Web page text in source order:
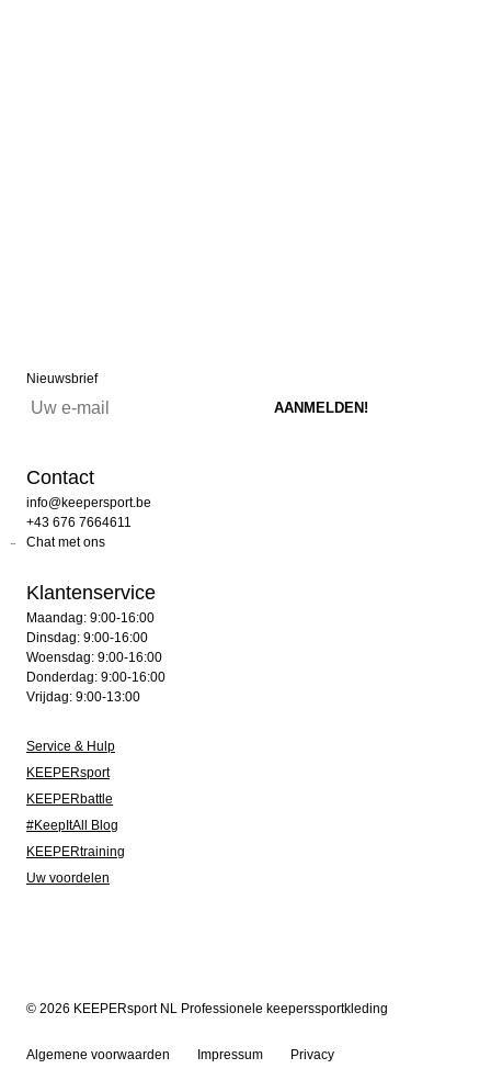
Nieuwsbrief
Contact
info@keepersport.be
+43 676 7664611
Chat met ons
Klantenservice
Maandag: 9:00-16:00
Dinsdag: 9:00-16:00
Woensdag: 9:00-16:00
Donderdag: 9:00-16:00
Vrijdag: 9:00-13:00
Service & Hulp
KEEPERsport
KEEPERbattle
#KeepItAll Blog
KEEPERtraining
Uw voordelen
© 2026 KEEPERsport NL Professionele keeperssportkleding
Algemene voorwaarden Impressum Privacy